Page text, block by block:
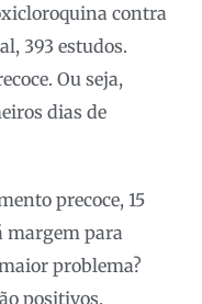
contra
393 estudos.
Ou seja,
dias de
precoce, 15
margem para
problema?
positivos.